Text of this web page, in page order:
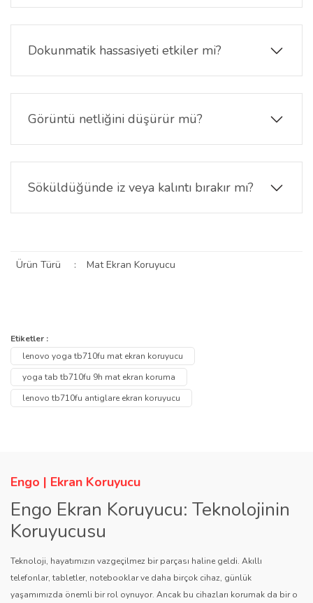
Evet. Mat yüzey yapısı güneş ışığı ve ortam
aydınlatmasından kaynaklanan yansımayı azaltmaya
yardımcı olur. Bu sayede ekran daha rahat ve
Dokunmatik hassasiyeti etkiler mi?
Hayır. Mat ekran koruyucu dokunmatik hassasiyeti
koruyacak şekilde tasarlanmıştır. Parmak hareketleri
ve ekran geçişleri akıcı şekilde devam eder.
Görüntü netliğini düşürür mü?
Mat yüzey, yansıma azaltma odaklıdır. Görüntü
netliği korunur; parlak yüzeye kıyasla daha doğal ve
göz yormayan bir görünüm sunar.
Söküldüğünde iz veya kalıntı bırakır mı?
Hayır. Lenovo Yoga Tab TB710FU mat ekran
Ürün Türü
: Mat Ekran Koruyucu
Yorum Yaz
konularda yetersiz gördüğünüz noktaları öneri formunu kullanarak
tarafımıza iletebilirsiniz.
Görüş ve önerileriniz için teşekkür ederiz.
Ürün resmi kalitesiz, bozuk veya görüntülenemiyor.
Ürün fiyatı diğer sitelerden daha pahalı.
Bu ürüne benzer farklı alternatifler olmalı.
Gönder
Soru Sor
Etiketler :
lenovo yoga tb710fu mat ekran koruyucu
yoga tab tb710fu 9h mat ekran koruma
lenovo tb710fu antiglare ekran koruyucu
Engo | Ekran Koruyucu
Engo Ekran Koruyucu: Teknolojinin
Koruyucusu
Teknoloji, hayatımızın vazgeçilmez bir parçası haline geldi. Akıllı
telefonlar, tabletler, notebooklar ve daha birçok cihaz, günlük
yaşamımızda önemli bir rol oynuyor. Ancak bu cihazları korumak da bir o